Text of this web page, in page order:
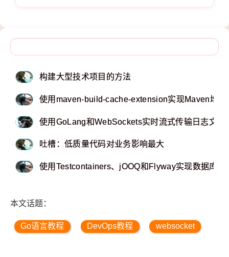
构建大型技术项目的方法
使用maven-build-cache-extension实现Maven增量
使用GoLang和WebSockets实时流式传输日志文件
吐槽：低质量代码对业务影响最大
使用Testcontainers、jOOQ和Flyway实现数据库的
本文话题：
Go语言教程 DevOps教程 websocket